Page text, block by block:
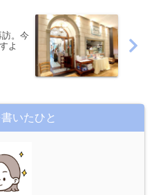
。今
よ
いたひと